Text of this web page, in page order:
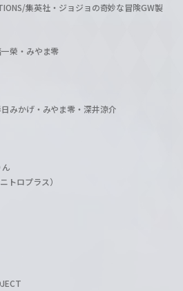
集英社・ジョジョの奇妙な冒険GW製
榮・みやま零
みかげ・みやま零・深井涼介
トロプラス）